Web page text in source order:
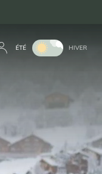
ÉTÉ HIVER